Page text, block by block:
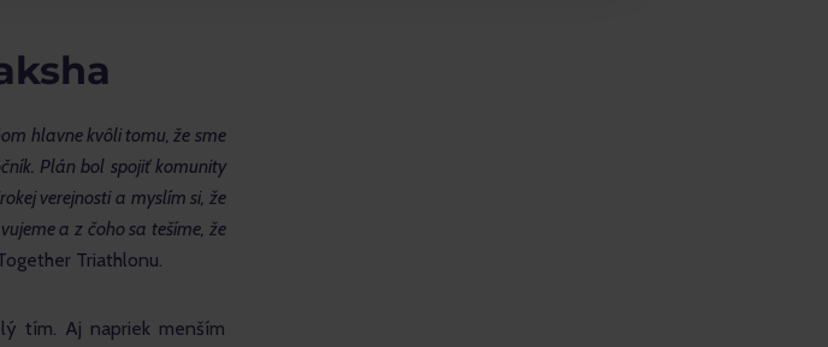
hlavne kvôli tomu, že sme
Plán bol spojiť komunity
verejnosti a myslím si, že
a z čoho sa tešíme, že
Triathlonu.
tím. Aj napriek menším